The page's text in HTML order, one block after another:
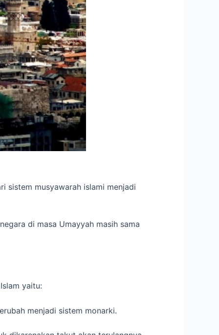
sistem musyawarah islami menjadi
di masa Umayyah masih sama
yaitu:
menjadi sistem monarki.